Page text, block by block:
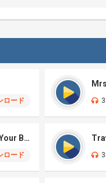
ロード
ILLIT (아일릿) – I Got Your Back
ロード